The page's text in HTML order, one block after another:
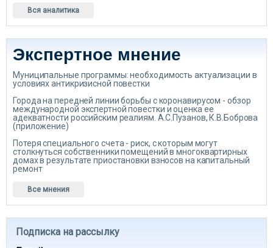
Вся аналитика
Экспертное мнение
Муниципальные программы: необходимость актуализации в
условиях антикризисной повестки
Города на передней линии борьбы с коронавирусом - обзор
международной экспертной повестки и оценка ее
адекватности российским реалиям. А.С.Пузанов, К.В.Боброва
(приложение)
Потеря специального счета - риск, с которым могут
столкнуться собственники помещений в многоквартирных
домах в результате приостановки взносов на капитальный
ремонт
Все мнения
Подписка на рассылку